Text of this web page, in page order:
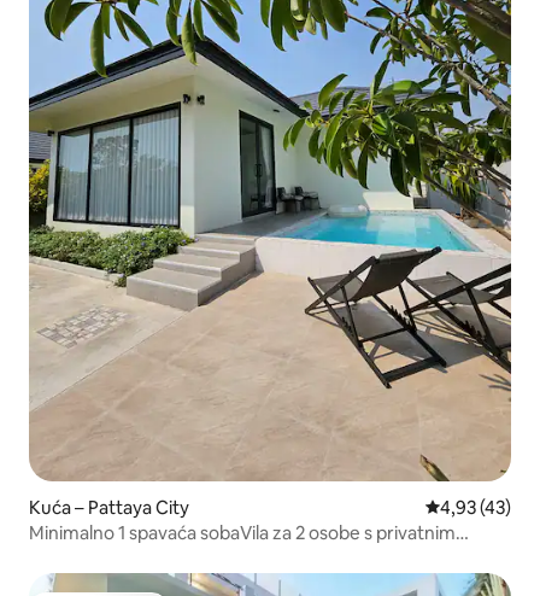
Kuća – Pattaya City Prosječna
4,93 (43)
Minimalno 1 spavaća sobaVila za 2 osobe s privatnim